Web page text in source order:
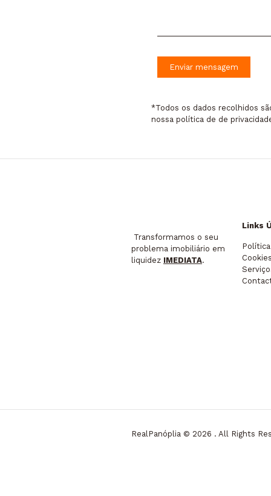
*Todos os dados recolhidos
nossa política de de
Transformamos o seu
problema imobiliário em
liquidez IMEDIATA.
Links
RealPanóplia © 2026 . All Rights